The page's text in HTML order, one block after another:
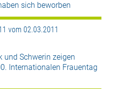
sich beworben
vom 02.03.2011
und Schwerin zeigen
Internationalen Frauentag